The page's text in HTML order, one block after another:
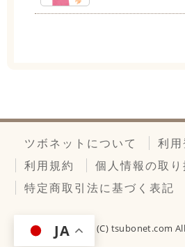
ツボネットについて 利
利用規約
個人情報の取
特定商取引法に基づく表記
Copyright (C) tsubonet.com
JA